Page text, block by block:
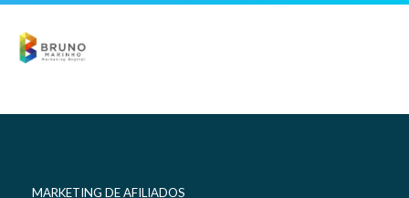
MARKETING DE AFILIADOS